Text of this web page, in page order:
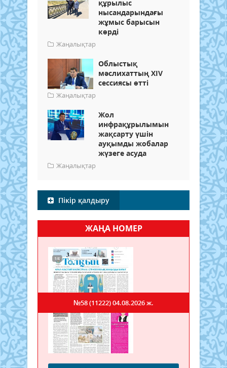
құрылыс
нысандарындағы
жұмыс барысын
көрді
Жаңалықтар
Облыстық
мәслихаттың XIV
сессиясы өтті
Жаңалықтар
Жол
инфрақұрылымын
жақсарту үшін
ауқымды жобалар
жүзеге асуда
Жаңалықтар
Пікір қалдыру
ЖАҢА НОМЕР
№58 (11222)04.08.2026 ж.